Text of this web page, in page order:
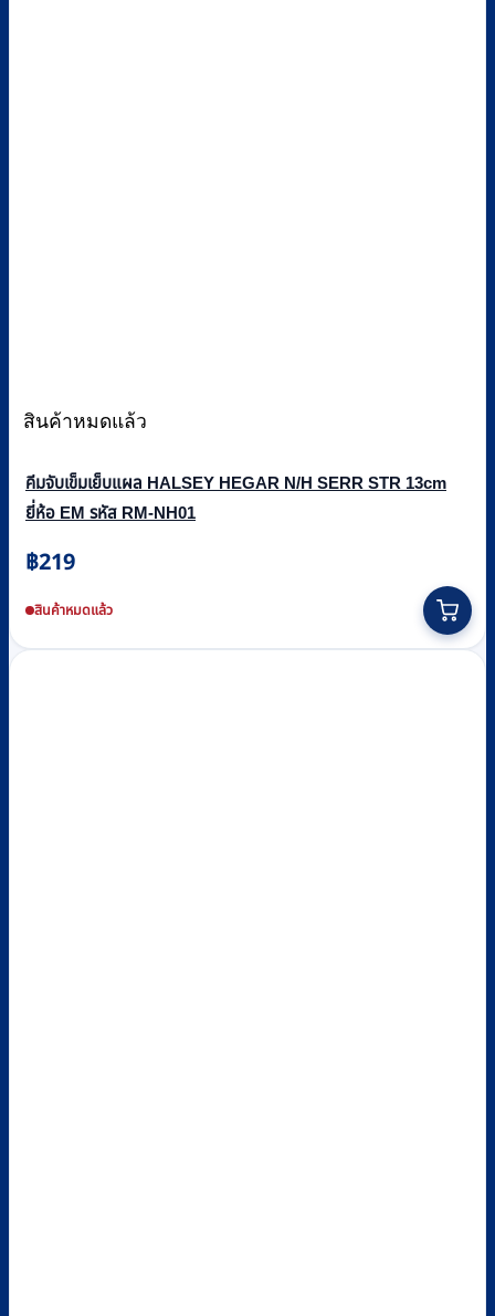
สินค้าหมดแล้ว
คีมจับเข็มเย็บแผล HALSEY HEGAR N/H SERR STR 13cm
ยี่ห้อ EM รหัส RM-NH01
฿219
สินค้าหมดแล้ว